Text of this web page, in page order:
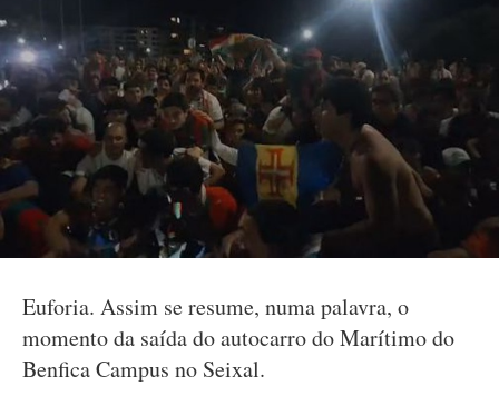
Euforia. Assim se resume, numa palavra, o
momento da saída do autocarro do Marítimo do
Benfica Campus no Seixal.